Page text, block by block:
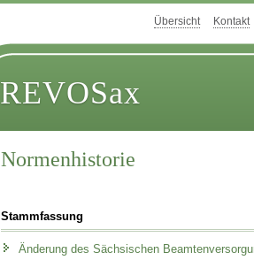
Übersicht Kontakt
REVOSax
Normenhistorie
Stammfassung
Änderung des Sächsischen